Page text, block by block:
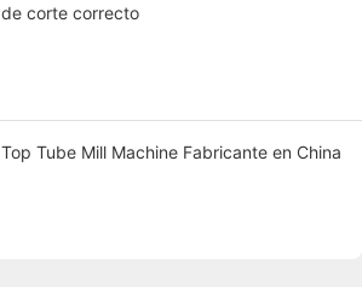
de corte correcto
Top Tube Mill Machine Fabricante en China